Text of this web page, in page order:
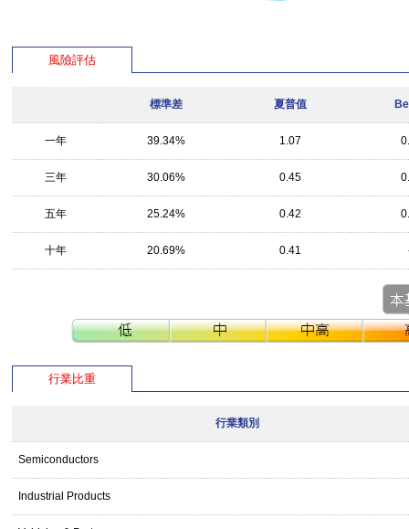
風險評估
標準差 夏普值
一年 39.34% 1.07
三年 30.06% 0.45
五年 25.24% 0.42
十年 20.69% 0.41
行業比重
行業類別
Semiconductors
Industrial Products